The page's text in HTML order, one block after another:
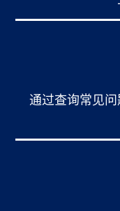
通过查询常见